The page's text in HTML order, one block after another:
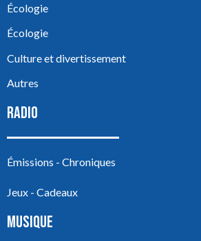
Écologie
Écologie
Culture et divertissement
Autres
RADIO
Émissions - Chroniques
Jeux - Cadeaux
MUSIQUE